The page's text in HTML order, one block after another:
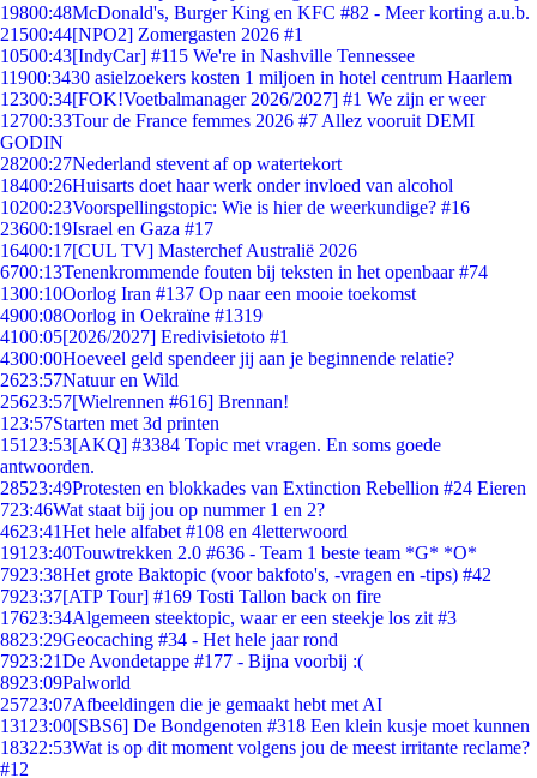
19800:48McDonald's, Burger King en KFC #82 - Meer korting a.u.b.
21500:44[NPO2] Zomergasten 2026 #1
10500:43[IndyCar] #115 We're in Nashville Tennessee
11900:3430 asielzoekers kosten 1 miljoen in hotel centrum Haarlem
12300:34[FOK!Voetbalmanager 2026/2027] #1 We zijn er weer
12700:33Tour de France femmes 2026 #7 Allez vooruit DEMI
GODIN
28200:27Nederland stevent af op watertekort
18400:26Huisarts doet haar werk onder invloed van alcohol
10200:23Voorspellingstopic: Wie is hier de weerkundige? #16
23600:19Israel en Gaza #17
16400:17[CUL TV] Masterchef Australië 2026
6700:13Tenenkrommende fouten bij teksten in het openbaar #74
1300:10Oorlog Iran #137 Op naar een mooie toekomst
4900:08Oorlog in Oekraïne #1319
4100:05[2026/2027] Eredivisietoto #1
4300:00Hoeveel geld spendeer jij aan je beginnende relatie?
2623:57Natuur en Wild
25623:57[Wielrennen #616] Brennan!
1 23:57Starten met 3d printen
151 23:53[AKQ] #3384 Topic met vragen. En soms goede
antwoorden.
28523:49Protesten en blokkades van Extinction Rebellion #24 Eieren
723:46Wat staat bij jou op nummer 1 en 2?
4623:41Het hele alfabet #108 en 4letterwoord
191 23:40Touwtrekken 2.0 #636 - Team 1 beste team *G* *O*
7923:38Het grote Baktopic (voor bakfoto's, -vragen en -tips) #42
7923:37[ATP Tour] #169 Tosti Tallon back on fire
17623:34Algemeen steektopic, waar er een steekje los zit #3
8823:29Geocaching #34 - Het hele jaar rond
7923:21De Avondetappe #177 - Bijna voorbij :(
8923:09Palworld
25723:07Afbeeldingen die je gemaakt hebt met AI
131 23:00[SBS6] De Bondgenoten #318 Een klein kusje moet kunnen
18322:53Wat is op dit moment volgens jou de meest irritante reclame?
#12